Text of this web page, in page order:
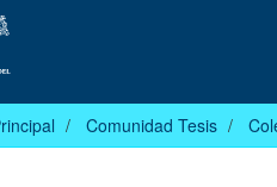
Comunidad Tesis